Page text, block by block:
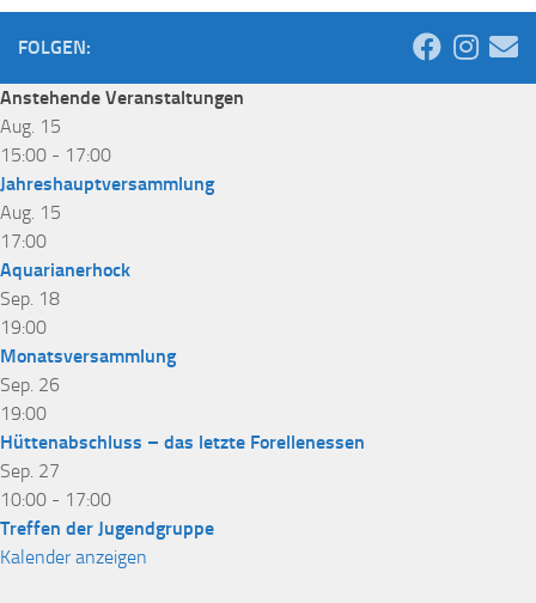
FOLGEN:
Anstehende Veranstaltungen
Aug. 15
15:00 - 17:00
Jahreshauptversammlung
Aug. 15
17:00
Aquarianerhock
Sep. 18
19:00
Monatsversammlung
Sep. 26
19:00
Hüttenabschluss – das letzte Forellenessen
Sep. 27
10:00 - 17:00
Treffen der Jugendgruppe
Kalender anzeigen